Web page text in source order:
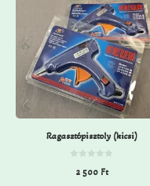
Ragasztópisztoly (kicsi)
2 500 Ft